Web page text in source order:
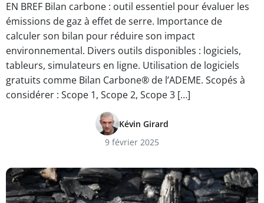
EN BREF Bilan carbone : outil essentiel pour évaluer les
émissions de gaz à effet de serre. Importance de
calculer son bilan pour réduire son impact
environnemental. Divers outils disponibles : logiciels,
tableurs, simulateurs en ligne. Utilisation de logiciels
gratuits comme Bilan Carbone® de l’ADEME. Scopés à
considérer : Scope 1, Scope 2, Scope 3 […]
Kévin Girard
9 février 2025